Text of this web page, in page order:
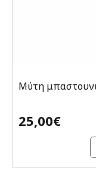
Μύτη
25,00€